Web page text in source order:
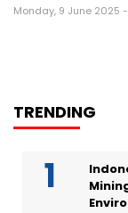
Monday, 9 June 2025 -
TRENDING